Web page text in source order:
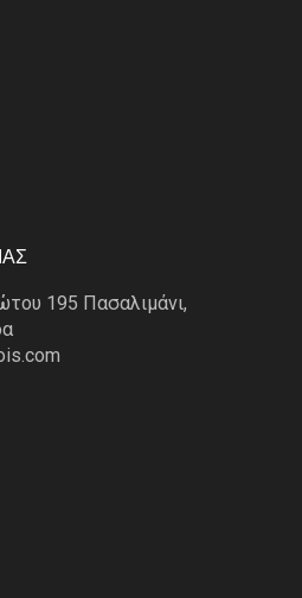
195 Πασαλιμάνι,